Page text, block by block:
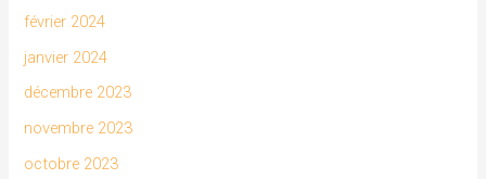
février 2024
janvier 2024
décembre 2023
novembre 2023
octobre 2023